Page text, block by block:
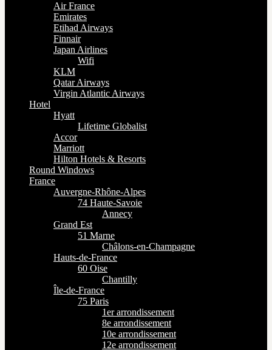
Air France
Emirates
Etihad Airways
Finnair
Japan Airlines
Wifi
KLM
Qatar Airways
Virgin Atlantic Airways
Hotel
Hyatt
Lifetime Globalist
Accor
Marriott
Hilton Hotels & Resorts
Round Windows
France
Auvergne-Rhône-Alpes
74 Haute-Savoie
Annecy
Grand Est
51 Marne
Châlons-en-Champagne
Hauts-de-France
60 Oise
Chantilly
Île-de-France
75 Paris
1er arrondissement
8e arrondissement
10e arrondissement
12e arrondissement